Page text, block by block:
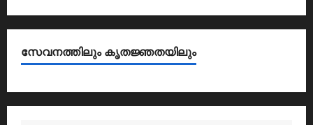
സേവനത്തിലും കൃതജ്ഞതയിലും